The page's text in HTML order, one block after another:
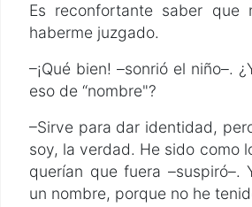
Es reconfortante saber que
haberme juzgado.
–¡Qué bien! –sonrió el niño–.
eso de “nombre"?
–Sirve para dar identidad,
soy, la verdad. He sido como
querían que fuera –suspiró–.
un nombre, porque no he